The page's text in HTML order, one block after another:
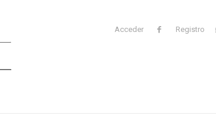
Acceder Registro